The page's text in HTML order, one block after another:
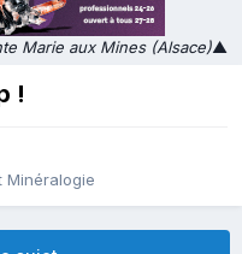
Marie aux Mines (Alsace)▲
!
Minéralogie